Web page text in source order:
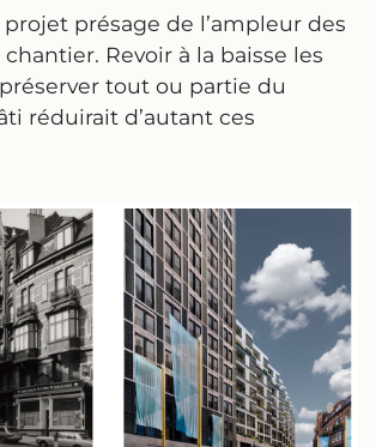
projet présage de l’ampleur des
Revoir à la baisse les
tout ou partie du
réduirait d’autant ces